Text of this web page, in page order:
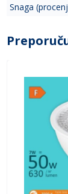
Snaga